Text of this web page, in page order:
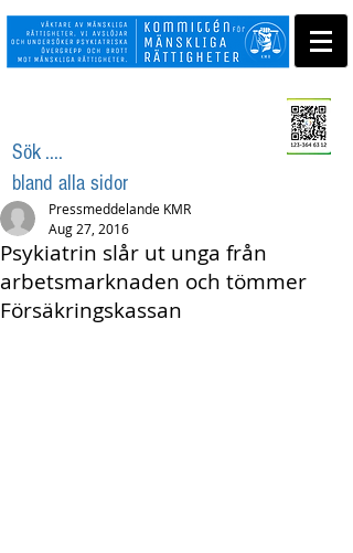
Sök ....
bland alla sidor
Psykiatrin slår ut unga från
arbetsmarknaden och tömmer
Försäkringskassan
Pressmeddelande KMR
Aug 27, 2016